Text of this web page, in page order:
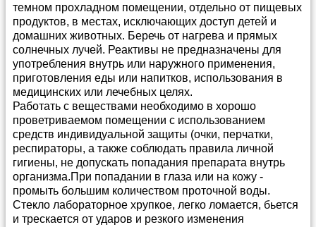
темном прохладном помещении, отдельно от пищевых
продуктов, в местах, исключающих доступ детей и
домашних животных. Беречь от нагрева и прямых
солнечных лучей. Реактивы не предназначены для
употребления внутрь или наружного применения,
приготовления еды или напитков, использования в
медицинских или лечебных целях.
Работать с веществами необходимо в хорошо
проветриваемом помещении с использованием
средств индивидуальной защиты (очки, перчатки,
респираторы, а также соблюдать правила личной
гигиены, не допускать попадания препарата внутрь
организма.При попадании в глаза или на кожу -
промыть большим количеством проточной воды.
Стекло лабораторное хрупкое, легко ломается, бьется
и трескается от ударов и резкого изменения